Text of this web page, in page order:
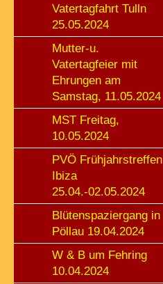
Vatertagfahrt Tulln
25.05.2024
Mutter-u.
Vatertagfeier mit
Ehrungen am
Samstag, 11.05.2024
MST Freitag,
10.05.2024
PVÖ Frühjahrstreffen
Ibiza
25.04.-02.05.2024
Blütenspaziergang in
Pöllau 19.04.2024
W & B um Fehring
10.04.2024